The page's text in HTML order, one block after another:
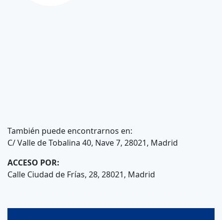
También puede encontrarnos en:
C/ Valle de Tobalina 40, Nave 7, 28021, Madrid
ACCESO POR:
Calle Ciudad de Frías, 28, 28021, Madrid